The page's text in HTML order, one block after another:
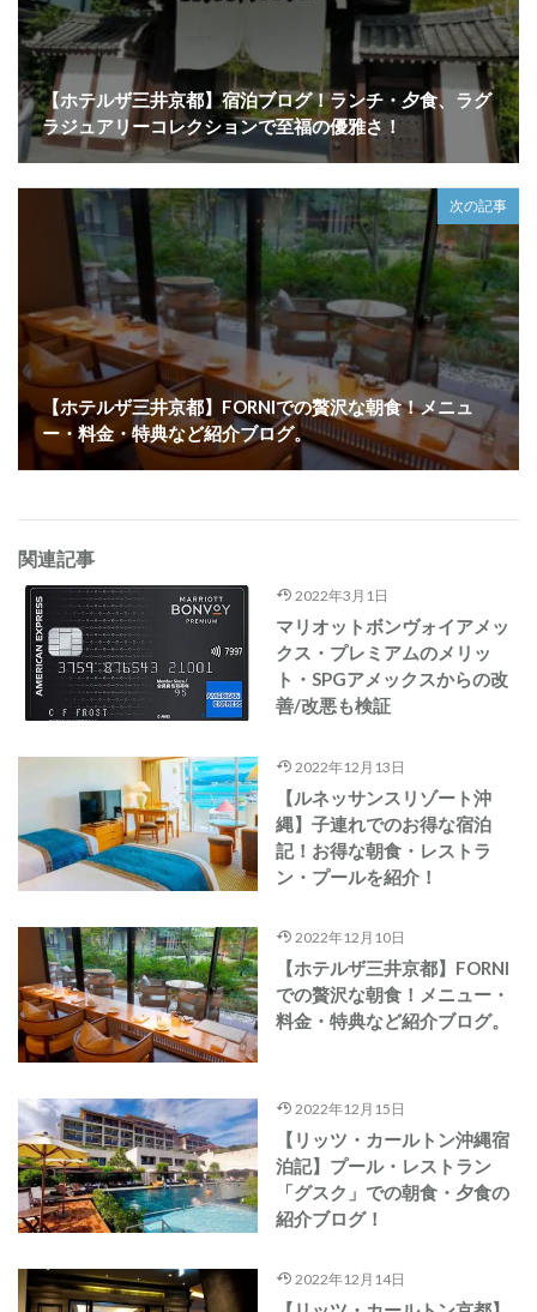
【ホテルザ三井京都】宿泊ブログ！ランチ・夕食、ラグ
ラジュアリーコレクションで至福の優雅さ！
次の記事
【ホテルザ三井京都】FORNIでの贅沢な朝食！メニュ
ー・料金・特典など紹介ブログ。
関連記事
2022年3月1日
マリオットボンヴォイアメッ
クス・プレミアムのメリッ
ト・SPGアメックスからの改
善/改悪も検証
2022年12月13日
【ルネッサンスリゾート沖
縄】子連れでのお得な宿泊
記！お得な朝食・レストラ
ン・プールを紹介！
2022年12月10日
【ホテルザ三井京都】FORNI
での贅沢な朝食！メニュー・
料金・特典など紹介ブログ。
2022年12月15日
【リッツ・カールトン沖縄宿
泊記】プール・レストラン
「グスク」での朝食・夕食の
紹介ブログ！
2022年12月14日